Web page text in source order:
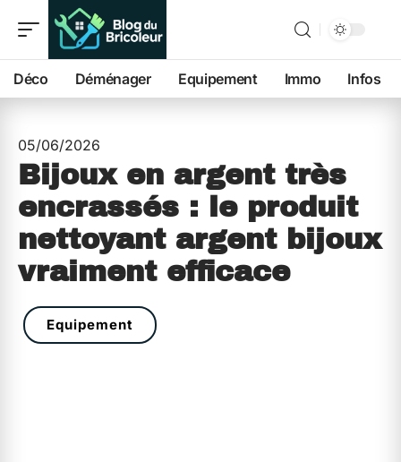
Déco Déménager Equipement Immo Infos
05/06/2026
Bijoux en argent très
encrassés : le produit
nettoyant argent bijoux
vraiment efficace
Equipement